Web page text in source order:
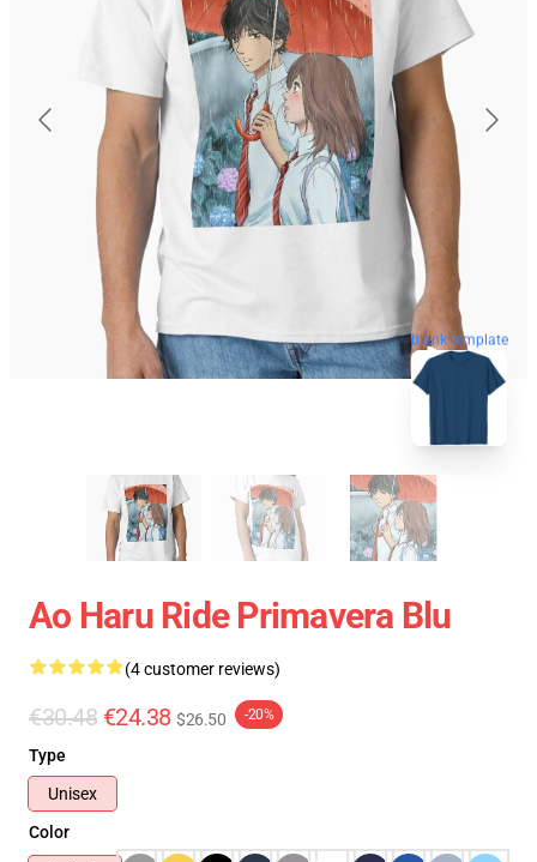
blank template
Ao Haru Ride Primavera Blu
(4 customer reviews)
€30.48 €24.38 $26.50 -20%
Type
Unisex
Color